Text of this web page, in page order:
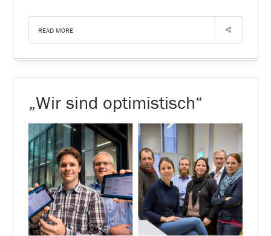
READ MORE
„Wir sind optimistisch“